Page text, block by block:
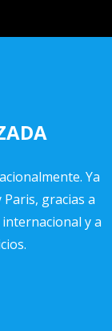
Ya
gracias a
y a